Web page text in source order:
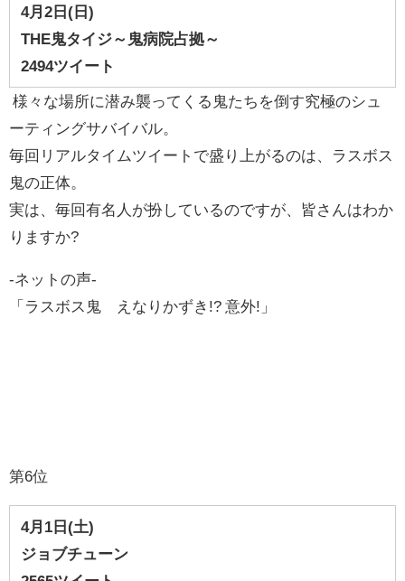
4月2 日(日 )
THE鬼タイジ～鬼病院占拠～
2494ツイート
様々な場所に潜み襲ってくる鬼たちを倒す究極のシュ
ーティングサバイバル。
毎回リアルタイムツイートで盛り上がるのは、ラスボス
鬼の正体。
実は、毎回有名人が扮しているのですが、皆さんはわか
りますか?
-ネットの声-
「ラスボス鬼 えなりかずき!? 意外!」
第6位
4月1 日(土)
ジョブチューン